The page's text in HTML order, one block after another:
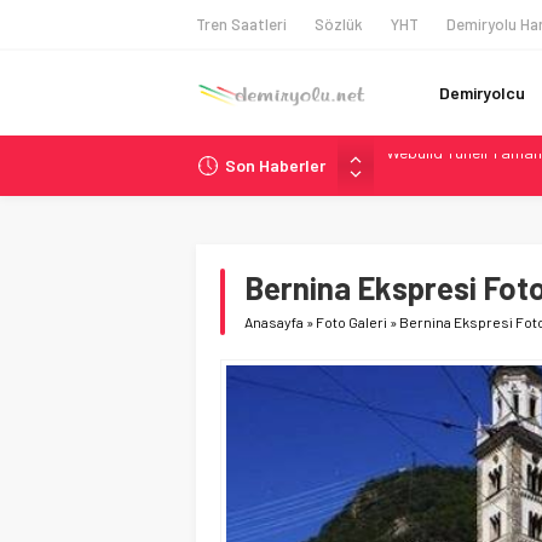
Tren Saatleri Sözlük YHT Demiryolu
Demiryolcu
Son Haberler
Alstom ve
Siemens ve
Toronto
Webuild Tüneli
Bernina Ekspresi
Anasayfa » Foto Galeri » Bernina Ekspresi